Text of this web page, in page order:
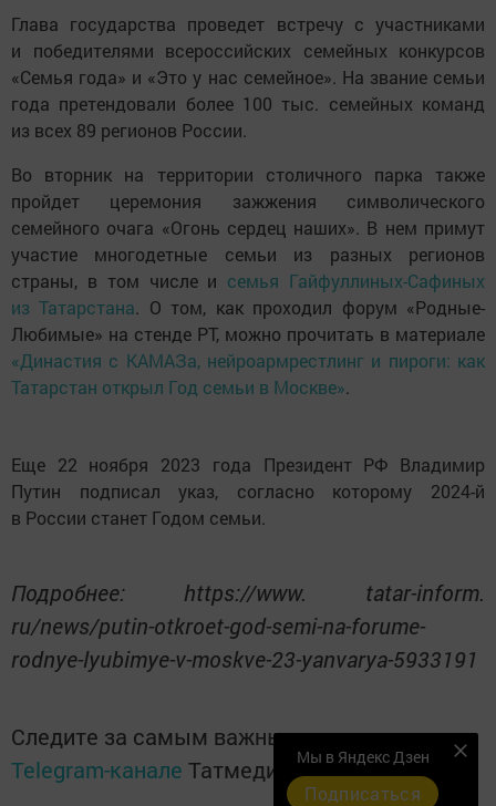
Глава государства проведет встречу с участниками
и победителями всероссийских семейных конкурсов
«Семья года» и «Это у нас семейное». На звание семьи
года претендовали более 100 тыс. семейных команд
из всех 89 регионов России.
Во вторник на территории столичного парка также
пройдет церемония зажжения символического
семейного очага «Огонь сердец наших». В нем примут
участие многодетные семьи из разных регионов
страны, в том числе и семья Гайфуллиных-Сафиных
из Татарстана. О том, как проходил форум «Родные-
Любимые» на стенде РТ, можно прочитать в материале
«Династия с КАМАЗа, нейроармрестлинг и пироги: как
Татарстан открыл Год семьи в Москве».
Еще 22 ноября 2023 года Президент РФ Владимир
Путин подписал указ, согласно которому 2024-й
в России станет Годом семьи.
Подробнее: https://www. tatar-inform.
ru/news/putin-otkroet-god-semi-na-forume-
rodnye-lyubimye-v-moskve-23-yanvarya-5933191
Следите за самым важным и интересным в
Telegram-канале Татмедиа Мы в Яндекс Дзен
Подписаться